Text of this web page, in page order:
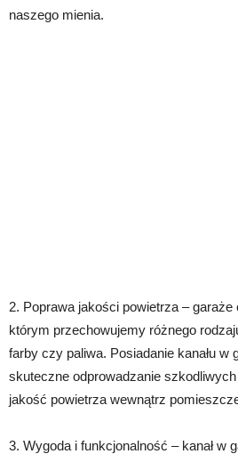
naszego mienia.
2. Poprawa jakości powietrza –
którym przechowujemy różnego
farby czy paliwa. Posiadanie kanału w
skuteczne odprowadzanie
jakość powietrza wewnątrz
3. Wygoda i funkcjonalność – kanał w